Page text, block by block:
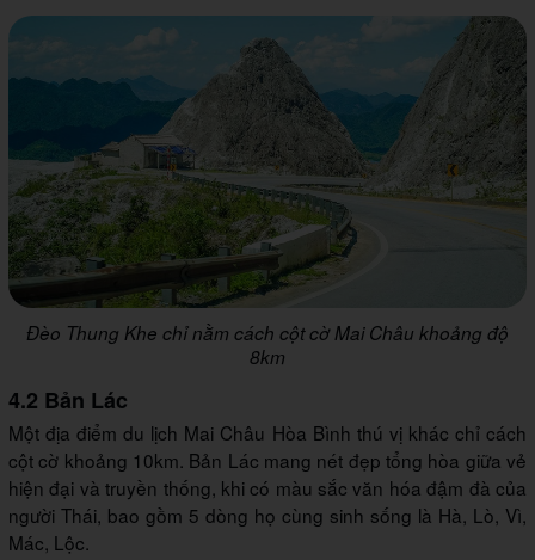
Đèo Thung Khe chỉ nằm cách cột cờ Mai Châu khoảng độ
8km
4.2 Bản Lác
Một địa điểm du lịch Mai Châu Hòa Bình thú vị khác chỉ cách
cột cờ khoảng 10km. Bản Lác mang nét đẹp tổng hòa giữa vẻ
hiện đại và truyền thống, khi có màu sắc văn hóa đậm đà của
người Thái, bao gồm 5 dòng họ cùng sinh sống là Hà, Lò, Vì,
Mác, Lộc.